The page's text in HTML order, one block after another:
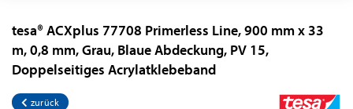
EAN
tesa® ACXplus 77708 Primerless Line, 900 mm x 33
m, 0,8 mm, Grau, Blaue Abdeckung, PV 15,
Doppelseitiges Acrylatklebeband
zurück